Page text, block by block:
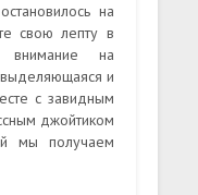
на
свою лепту в
внимание на
и
с завидным
джойтиком
мы получаем